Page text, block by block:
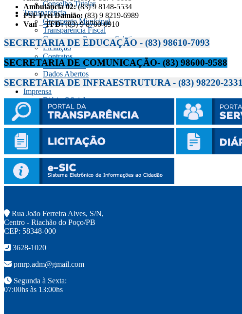
Conselho Tutelar
Transparência
Orçamento Municipal
Transparência Fiscal
Concursos e Processos Seletivos
Licitação
Contratos
Frota Veicular
Dados Abertos
Servidor
Imprensa
Diário Oficial
Notícias
Navegação
Ambulância 02:(83) 9 8148-5534
PSF Frei Damião: (83) 9 8219-6989
Van – TFD:(83) 9 8700-0910
SECRETARIA DE EDUCAÇÃO - (83) 98610-7093
SECRETARIA DE COMUNICAÇÃO- (83) 98600-9588
SECRETARIA DE INFRAESTRUTURA - (83) 98220-2331
Rua João Ferreira Alves, S/N,
Centro - Riachão do Poço/PB
CEP: 58348-000
3628-1020
pmrp.adm@gmail.com
Segunda à Sexta:
07:00hs às 13:00hs